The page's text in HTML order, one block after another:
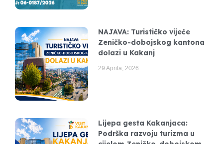
NAJAVA: Turističko vijeće
Zeničko-dobojskog kantona
dolazi u Kakanj
29 Aprila, 2026
Lijepa gesta Kakanjaca:
Podrška razvoju turizma u